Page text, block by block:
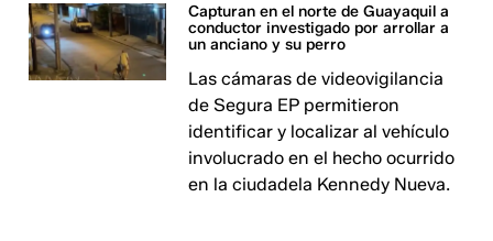
Capturan en el norte de Guayaquil a
conductor investigado por arrollar a
un anciano y su perro
Las cámaras de videovigilancia
de Segura EP permitieron
identificar y localizar al vehículo
involucrado en el hecho ocurrido
en la ciudadela Kennedy Nueva.